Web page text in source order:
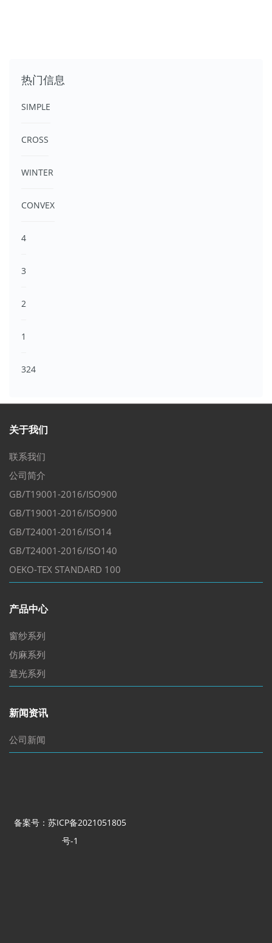
热门信息
SIMPLE
CROSS
WINTER
CONVEX
4
3
2
1
324
关于我们
联系我们
公司简介
GB/T19001-2016/ISO900
GB/T19001-2016/ISO900
GB/T24001-2016/ISO14
GB/T24001-2016/ISO140
OEKO-TEX STANDARD 100
产品中心
窗纱系列
仿麻系列
遮光系列
新闻资讯
公司新闻
备案号：苏ICP备2021051805
号-1